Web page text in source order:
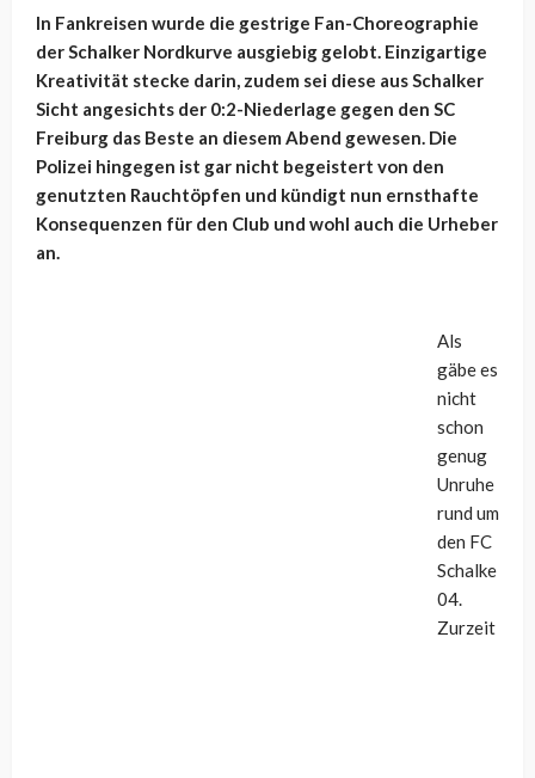
In Fankreisen wurde die gestrige Fan-Choreographie
der Schalker Nordkurve ausgiebig gelobt. Einzigartige
Kreativität stecke darin, zudem sei diese aus Schalker
Sicht angesichts der 0:2-Niederlage gegen den SC
Freiburg das Beste an diesem Abend gewesen. Die
Polizei hingegen ist gar nicht begeistert von den
genutzten Rauchtöpfen und kündigt nun ernsthafte
Konsequenzen für den Club und wohl auch die Urheber
an.
Als
gäbe es
nicht
schon
genug
Unruhe
rund um
den FC
Schalke
04.
Zurzeit